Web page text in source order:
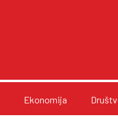
Ekonomija